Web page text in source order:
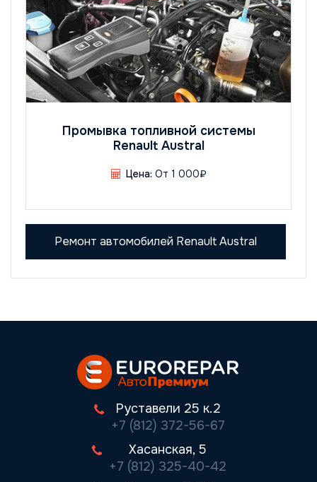
Промывка топливной системы
Renault Austral
Цена: От 1 000₽
Ремонт автомобилей Renault Austral
Руставели 25 к.2
+7 (812) 372-56-67
Хасанская, 5
+7 (812) 325-40-42